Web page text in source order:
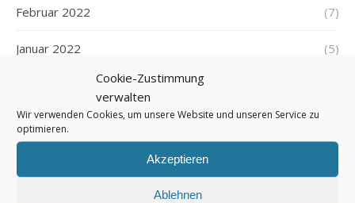
Cookie-Zustimmung
verwalten
Wir verwenden Cookies, um unsere Website und unseren Service zu
optimieren.
Akzeptieren
Ablehnen
Februar 2022 (7)
Januar 2022 (5)
Dezember 2021
November 2021